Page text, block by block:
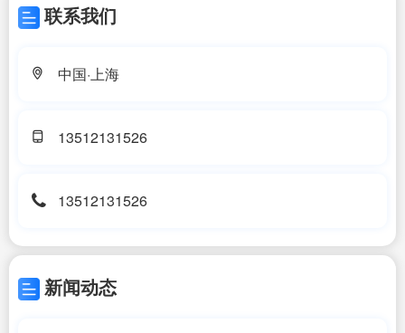
联系我们
中国·上海
13512131526
13512131526
新闻动态